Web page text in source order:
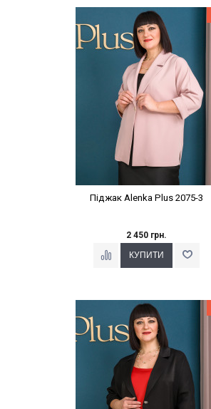
Наклейки Варіант з %
Піджак Alenka Plus 2075-3
2 450 грн.
Наклейки Варіант з %